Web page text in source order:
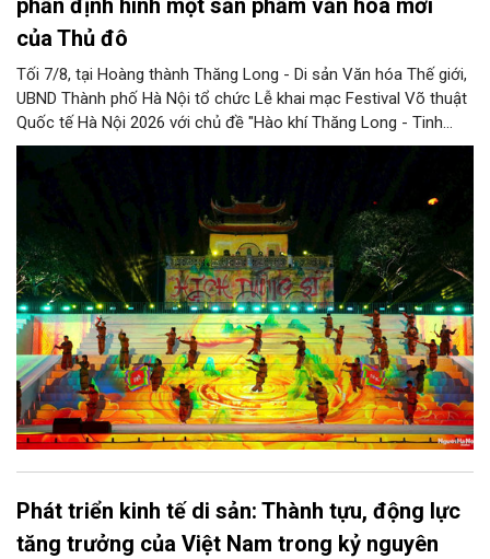
của Thủ đô
Tối 7/8, tại Hoàng thành Thăng Long - Di sản Văn hóa Thế giới,
UBND Thành phố Hà Nội tổ chức Lễ khai mạc Festival Võ thuật
Quốc tế Hà Nội 2026 với chủ đề "Hào khí Thăng Long - Tinh
hoa võ Việt". Lần đầu tiên được tổ chức, Festival đánh dấu
hóa - thể thao mang tầm quốc tế, góp phần tôn vinh truyền
thống thượng võ dân tộc, quảng bá hình ảnh Hà Nội và thúc đẩy
giao lưu văn hóa, thể thao với bạn bè thế giới.
Phát triển kinh tế di sản: Thành tựu, động lực
tăng trưởng của Việt Nam trong kỷ nguyên